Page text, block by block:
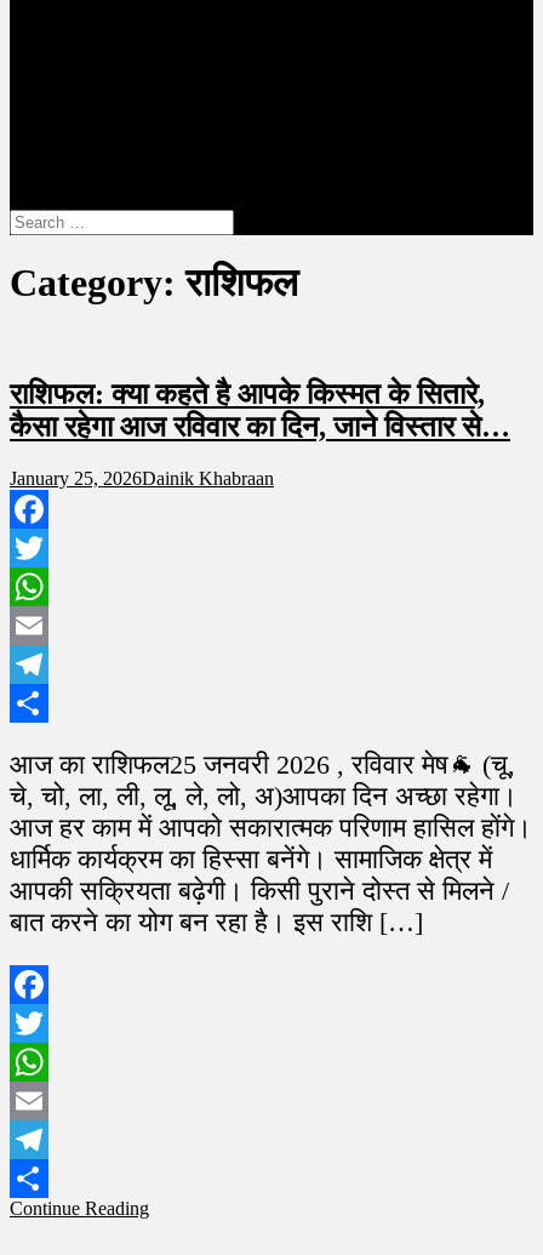
Search
for:
Category:राशिफल
राशिफल: क्या कहते है आपके किस्मत के सितारे,
कैसा रहेगा आज रविवार का दिन, जाने विस्तार से…
January 25, 2026Dainik Khabraan
Facebook
Twitter
WhatsApp
Email
Telegram
आज का राशिफल25 जनवरी 2026 , रविवार मेष🐐 (चू,
चे, चो, ला, ली, लू, ले, लो, अ)आपका दिन अच्छा रहेगा।
आज हर काम में आपको सकारात्मक परिणाम हासिल होंगे।
धार्मिक कार्यक्रम का हिस्सा बनेंगे। सामाजिक क्षेत्र में
आपकी सक्रियता बढ़ेगी। किसी पुराने दोस्त से मिलने /
बात करने का योग बन रहा है। इस राशि […]
Facebook
Twitter
WhatsApp
Email
Telegram
Share
Continue Reading